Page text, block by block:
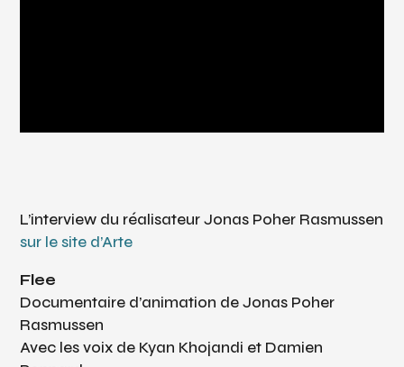
L’interview du réalisateur Jonas Poher Rasmussen
sur le site d’Arte
Flee
Documentaire d’animation de Jonas Poher
Rasmussen
Avec les voix de Kyan Khojandi et Damien